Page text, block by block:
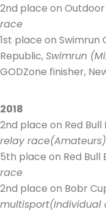
2nd place on
race
1st place on Swimrun
Republic,Swimrun
GODZone finisher,
2018
2nd place on Red
relay race(Amateurs)
5th place on Red Bull
race
2nd place on Bobr
multisport(Individual